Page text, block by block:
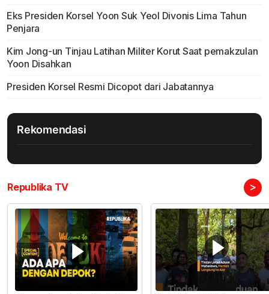
Eks Presiden Korsel Yoon Suk Yeol Divonis Lima Tahun
Penjara
Kim Jong-un Tinjau Latihan Militer Korut Saat pemakzulan
Yoon Disahkan
Presiden Korsel Resmi Dicopot dari Jabatannya
Rekomendasi
Republika TV >